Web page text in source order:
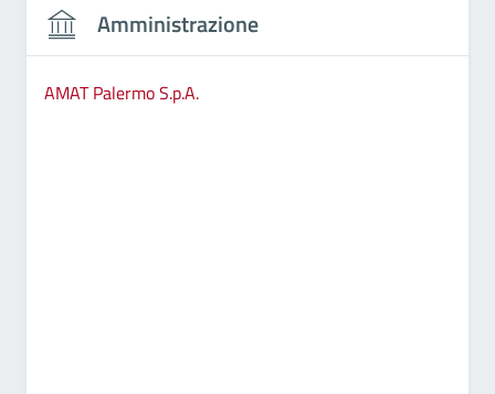
Amministrazione
AMAT Palermo S.p.A.